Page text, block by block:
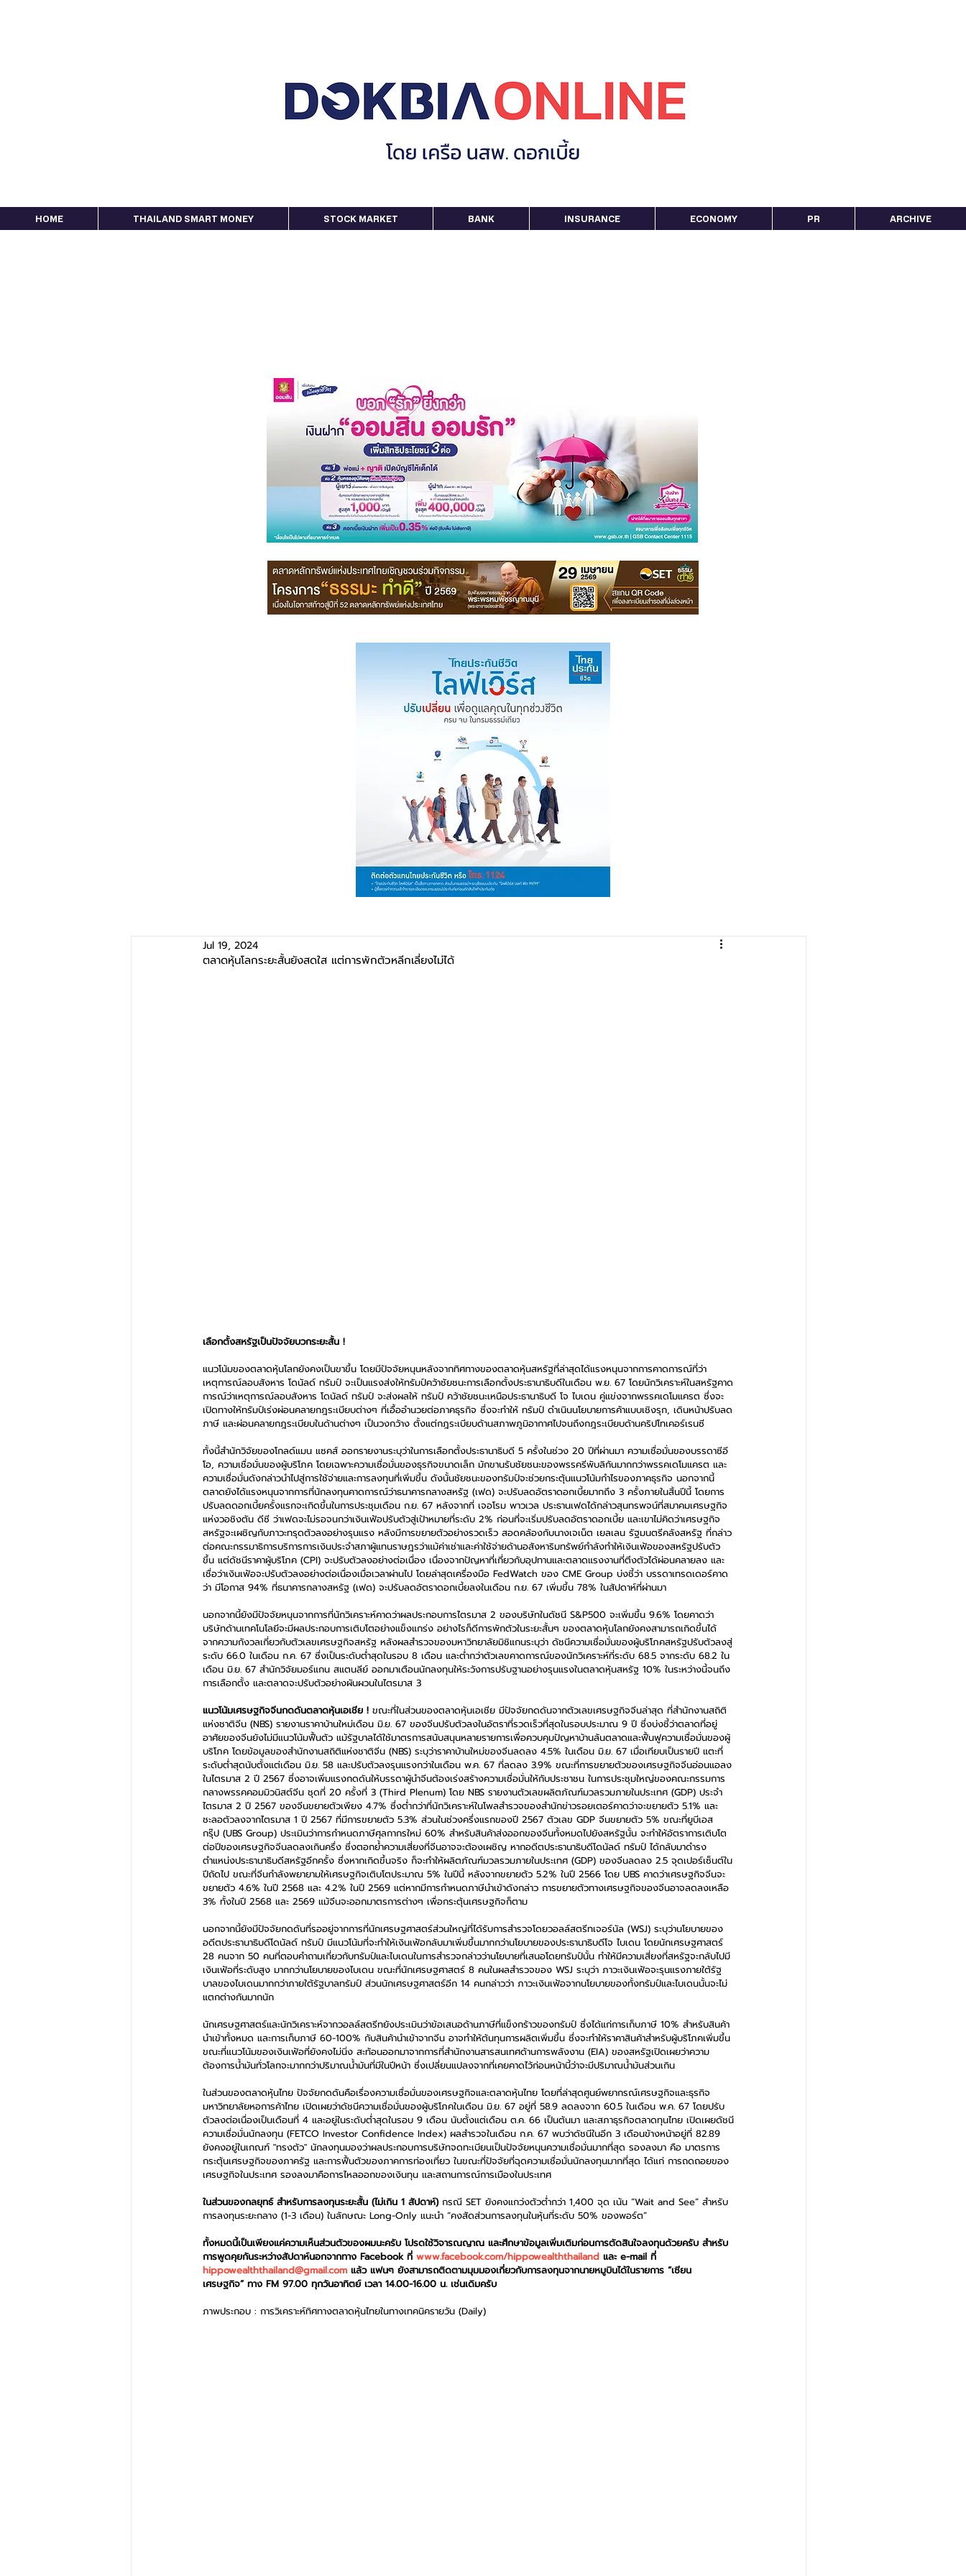
HOME THAILAND SMART MONEY STOCK MARKET BANK INSURANCE ECONOMY PR ARCHIVE
ตลาดหุ้นโลกระยะสั้นยังสดใส แต่การพักตัวหลีกเลี่ยงไม่ได้
Jul 19, 2024
เลือกตั้งสหรัฐเป็นปัจจัยบวกระยะสั้น !
แนวโน้มของตลาดหุ้นโลกยังคงเป็นขาขึ้น โดยมีปัจจัยหนุนหลังจากทิศทางของตลาดหุ้นสหรัฐที่ล่าสุดได้แรงหนุนจากการคาดการณ์ที่ว่า
เหตุการณ์ลอบสังหาร โดนัลด์ ทรัมป์ จะเป็นแรงส่งให้ทรัมป์คว้าชัยชนะการเลือกตั้งประธานาธิบดีในเดือน พ.ย. 67 โดยนักวิเคราะห์ในสหรัฐคาด
การณ์ว่าเหตุการณ์ลอบสังหาร โดนัลด์ ทรัมป์ จะส่งผลให้ ทรัมป์ คว้าชัยชนะเหนือประธานาธิบดี โจ ไบเดน คู่แข่งจากพรรคเดโมแครต ซึ่งจะ
เปิดทางให้ทรัมป์เร่งผ่อนคลายกฎระเบียบต่างๆ ที่เอื้ออำนวยต่อภาคธุรกิจ ซึ่งจะทำให้ ทรัมป์ ดำเนินนโยบายการค้าแบบเชิงรุก, เดินหน้าปรับลด
ภาษี และผ่อนคลายกฎระเบียบในด้านต่างๆ เป็นวงกว้าง ตั้งแต่กฎระเบียบด้านสภาพภูมิอากาศไปจนถึงกฎระเบียบด้านคริปโทเคอร์เรนซี
ทั้งนี้สำนักวิจัยของโกลด์แมน แซคส์ ออกรายงานระบุว่าในการเลือกตั้งประธานาธิบดี 5 ครั้งในช่วง 20 ปีที่ผ่านมา ความเชื่อมั่นของบรรดาซีอี
โอ, ความเชื่อมั่นของผู้บริโภค โดยเฉพาะความเชื่อมั่นของธุรกิจขนาดเล็ก มักขานรับชัยชนะของพรรครีพับลิกันมากกว่าพรรคเดโมแครต และ
ความเชื่อมั่นดังกล่าวนำไปสู่การใช้จ่ายและการลงทุนที่เพิ่มขึ้น ดังนั้นชัยชนะของทรัมป์จะช่วยกระตุ้นแนวโน้มกำไรของภาคธุรกิจ นอกจากนี้
ตลาดยังได้แรงหนุนจากการที่นักลงทุนคาดการณ์ว่าธนาคารกลางสหรัฐ (เฟด) จะปรับลดอัตราดอกเบี้ยมากถึง 3 ครั้งภายในสิ้นปีนี้ โดยการ
ปรับลดดอกเบี้ยครั้งแรกจะเกิดขึ้นในการประชุมเดือน ก.ย. 67 หลังจากที่ เจอโรม พาวเวล ประธานเฟดได้กล่าวสุนทรพจน์ที่สมาคมเศรษฐกิจ
แห่งวอชิงตัน ดีซี ว่าเฟดจะไม่รอจนกว่าเงินเฟ้อปรับตัวสู่เป้าหมายที่ระดับ 2% ก่อนที่จะเริ่มปรับลดอัตราดอกเบี้ย และเขาไม่คิดว่าเศรษฐกิจ
สหรัฐจะเผชิญกับภาวะทรุดตัวลงอย่างรุนแรง หลังมีการขยายตัวอย่างรวดเร็ว สอดคล้องกับนางเจเน็ต เยลเลน รัฐมนตรีคลังสหรัฐ ที่กล่าว
ต่อคณะกรรมาธิการบริการการเงินประจำสภาผู้แทนราษฎรว่าแม้ค่าเช่าและค่าใช้จ่ายด้านอสังหาริมทรัพย์กำลังทำให้เงินเฟ้อของสหรัฐปรับตัว
ขึ้น แต่ดัชนีราคาผู้บริโภค (CPI) จะปรับตัวลงอย่างต่อเนื่อง เนื่องจากปัญหาที่เกี่ยวกับอุปทานและตลาดแรงงานที่ตึงตัวได้ผ่อนคลายลง และ
เชื่อว่าเงินเฟ้อจะปรับตัวลงอย่างต่อเนื่องเมื่อเวลาผ่านไป โดยล่าสุดเครื่องมือ FedWatch ของ CME Group บ่งชี้ว่า บรรดาเทรดเดอร์คาด
ว่า มีโอกาส 94% ที่ธนาคารกลางสหรัฐ (เฟด) จะปรับลดอัตราดอกเบี้ยลงในเดือน ก.ย. 67 เพิ่มขึ้น 78% ในสัปดาห์ที่ผ่านมา
นอกจากนี้ยังมีปัจจัยหนุนจากการที่นักวิเคราะห์คาดว่าผลประกอบการไตรมาส 2 ของบริษัทในดัชนี S&P500 จะเพิ่มขึ้น 9.6% โดยคาดว่า
บริษัทด้านเทคโนโลยีจะมีผลประกอบการเติบโตอย่างแข็งแกร่ง อย่างไรก็ดีการพักตัวในระยะสั้นๆ ของตลาดหุ้นโลกยังคงสามารถเกิดขึ้นได้
จากความกังวลเกี่ยวกับตัวเลขเศรษฐกิจสหรัฐ หลังผลสำรวจของมหาวิทยาลัยมิชิแกนระบุว่า ดัชนีความเชื่อมั่นของผู้บริโภคสหรัฐปรับตัวลงสู่
ระดับ 66.0 ในเดือน ก.ค. 67 ซึ่งเป็นระดับต่ำสุดในรอบ 8 เดือน และต่ำกว่าตัวเลขคาดการณ์ของนักวิเคราะห์ที่ระดับ 68.5 จากระดับ 68.2 ใน
เดือน มิ.ย. 67 สำนักวิจัยมอร์แกน สแตนลีย์ ออกมาเตือนนักลงทุนให้ระวังการปรับฐานอย่างรุนแรงในตลาดหุ้นสหรัฐ 10% ในระหว่างนี้จนถึง
การเลือกตั้ง และตลาดจะปรับตัวอย่างผันผวนในไตรมาส 3
แนวโน้มเศรษฐกิจจีนกดดันตลาดหุ้นเอเชีย ! ขณะที่ในส่วนของตลาดหุ้นเอเชีย มีปัจจัยกดดันจากตัวเลขเศรษฐกิจจีนล่าสุด ที่สำนักงานสถิติ
แห่งชาติจีน (NBS) รายงานราคาบ้านใหม่เดือน มิ.ย. 67 ของจีนปรับตัวลงในอัตราที่รวดเร็วที่สุดในรอบประมาณ 9 ปี ซึ่งบ่งชี้ว่าตลาดที่อยู่
อาศัยของจีนยังไม่มีแนวโน้มฟื้นตัว แม้รัฐบาลได้ใช้มาตรการสนับสนุนหลายรายการเพื่อควบคุมปัญหาบ้านล้นตลาดและฟื้นฟูความเชื่อมั่นของผู้
บริโภค โดยข้อมูลของสำนักงานสถิติแห่งชาติจีน (NBS) ระบุว่าราคาบ้านใหม่ของจีนลดลง 4.5% ในเดือน มิ.ย. 67 เมื่อเทียบเป็นรายปี แตะที่
ระดับต่ำสุดนับตั้งแต่เดือน มิ.ย. 58 และปรับตัวลงรุนแรงกว่าในเดือน พ.ค. 67 ที่ลดลง 3.9% ขณะที่การขยายตัวของเศรษฐกิจจีนอ่อนแอลง
ในไตรมาส 2 ปี 2567 ซึ่งอาจเพิ่มแรงกดดันให้บรรดาผู้นำจีนต้องเร่งสร้างความเชื่อมั่นให้กับประชาชน ในการประชุมใหญ่ของคณะกรรมการ
กลางพรรคคอมมิวนิสต์จีน ชุดที่ 20 ครั้งที่ 3 (Third Plenum) โดย NBS รายงานตัวเลขผลิตภัณฑ์มวลรวมภายในประเทศ (GDP) ประจำ
ไตรมาส 2 ปี 2567 ของจีนขยายตัวเพียง 4.7% ซึ่งต่ำกว่าที่นักวิเคราะห์ในโพลสำรวจของสำนักข่าวรอยเตอร์คาดว่าจะขยายตัว 5.1% และ
ชะลอตัวลงจากไตรมาส 1 ปี 2567 ที่มีการขยายตัว 5.3% ส่วนในช่วงครึ่งแรกของปี 2567 ตัวเลข GDP จีนขยายตัว 5% ขณะที่ยูบีเอส
กรุ๊ป (UBS Group) ประเมินว่าการกำหนดภาษีศุลกากรใหม่ 60% สำหรับสินค้าส่งออกของจีนทั้งหมดไปยังสหรัฐนั้น จะทำให้อัตราการเติบโต
ต่อปีของเศรษฐกิจจีนลดลงเกินครึ่ง ซึ่งตอกย้ำความเสี่ยงที่จีนอาจจะต้องเผชิญ หากอดีตประธานาธิบดีโดนัลด์ ทรัมป์ ได้กลับมาดำรง
ตำแหน่งประธานาธิบดีสหรัฐอีกครั้ง ซึ่งหากเกิดขึ้นจริง ก็จะทำให้ผลิตภัณฑ์มวลรวมภายในประเทศ (GDP) ของจีนลดลง 2.5 จุดเปอร์เซ็นต์ใน
ปีถัดไป ขณะที่จีนกำลังพยายามให้เศรษฐกิจเติบโตประมาณ 5% ในปีนี้ หลังจากขยายตัว 5.2% ในปี 2566 โดย UBS คาดว่าเศรษฐกิจจีนจะ
ขยายตัว 4.6% ในปี 2568 และ 4.2% ในปี 2569 แต่หากมีการกำหนดภาษีนำเข้าดังกล่าว การขยายตัวทางเศรษฐกิจของจีนอาจลดลงเหลือ
3% ทั้งในปี 2568 และ 2569 แม้จีนจะออกมาตรการต่างๆ เพื่อกระตุ้นเศรษฐกิจก็ตาม
นอกจากนี้ยังมีปัจจัยกดดันที่รออยู่จากการที่นักเศรษฐศาสตร์ส่วนใหญ่ที่ได้รับการสำรวจโดยวอลล์สตรีทเจอร์นัล (WSJ) ระบุว่านโยบายของ
อดีตประธานาธิบดีโดนัลด์ ทรัมป์ มีแนวโน้มที่จะทำให้เงินเฟ้อกลับมาเพิ่มขึ้นมากกว่านโยบายของประธานาธิบดีโจ ไบเดน โดยนักเศรษฐศาสตร์
28 คนจาก 50 คนที่ตอบคำถามเกี่ยวกับทรัมป์และไบเดนในการสำรวจกล่าวว่านโยบายที่เสนอโดยทรัมป์นั้น ทำให้มีความเสี่ยงที่สหรัฐจะกลับไปมี
เงินเฟ้อที่ระดับสูง มากกว่านโยบายของไบเดน ขณะที่นักเศรษฐศาสตร์ 8 คนในผลสำรวจของ WSJ ระบุว่า ภาวะเงินเฟ้อจะรุนแรงภายใต้รัฐ
บาลของไบเดนมากกว่าภายใต้รัฐบาลทรัมป์ ส่วนนักเศรษฐศาสตร์อีก 14 คนกล่าวว่า ภาวะเงินเฟ้อจากนโยบายของทั้งทรัมป์และไบเดนนั้นจะไม่
แตกต่างกันมากนัก
นักเศรษฐศาสตร์และนักวิเคราะห์จากวอลล์สตรีทยังประเมินว่าข้อเสนอด้านภาษีที่แข็งกร้าวของทรัมป์ ซึ่งได้แก่การเก็บภาษี 10% สำหรับสินค้า
นำเข้าทั้งหมด และการเก็บภาษี 60-100% กับสินค้านำเข้าจากจีน อาจทำให้ต้นทุนการผลิตเพิ่มขึ้น ซึ่งจะทำให้ราคาสินค้าสำหรับผู้บริโภคเพิ่มขึ้น
ขณะที่แนวโน้มของเงินเฟ้อที่ยังคงไม่นิ่ง สะท้อนออกมาจากการที่สำนักงานสารสนเทศด้านการพลังงาน (EIA) ของสหรัฐเปิดเผยว่าความ
ต้องการน้ำมันทั่วโลกจะมากกว่าปริมาณน้ำมันที่มีในปีหน้า ซึ่งเปลี่ยนแปลงจากที่เคยคาดไว้ก่อนหน้านี้ว่าจะมีปริมาณน้ำมันส่วนเกิน
ในส่วนของตลาดหุ้นไทย ปัจจัยกดดันคือเรื่องความเชื่อมั่นของเศรษฐกิจและตลาดหุ้นไทย โดยที่ล่าสุดศูนย์พยากรณ์เศรษฐกิจและธุรกิจ
มหาวิทยาลัยหอการค้าไทย เปิดเผยว่าดัชนีความเชื่อมั่นของผู้บริโภคในเดือน มิ.ย. 67 อยู่ที่ 58.9 ลดลงจาก 60.5 ในเดือน พ.ค. 67 โดยปรับ
ตัวลงต่อเนื่องเป็นเดือนที่ 4 และอยู่ในระดับต่ำสุดในรอบ 9 เดือน นับตั้งแต่เดือน ต.ค. 66 เป็นต้นมา และสภาธุรกิจตลาดทุนไทย เปิดเผยดัชนี
ความเชื่อมั่นนักลงทุน (FETCO Investor Confidence Index) ผลสำรวจในเดือน ก.ค. 67 พบว่าดัชนีในอีก 3 เดือนข้างหน้าอยู่ที่ 82.89
ยังคงอยู่ในเกณฑ์ "ทรงตัว" นักลงทุนมองว่าผลประกอบการบริษัทจดทะเบียนเป็นปัจจัยหนุนความเชื่อมั่นมากที่สุด รองลงมา คือ มาตรการ
กระตุ้นเศรษฐกิจของภาครัฐ และการฟื้นตัวของภาคการท่องเที่ยว ในขณะที่ปัจจัยที่ฉุดความเชื่อมั่นนักลงทุนมากที่สุด ได้แก่ การถดถอยของ
เศรษฐกิจในประเทศ รองลงมาคือการไหลออกของเงินทุน และสถานการณ์การเมืองในประเทศ
ในส่วนของกลยุทธ์ สำหรับการลงทุนระยะสั้น (ไม่เกิน 1 สัปดาห์) กรณี SET ยังคงแกว่งตัวต่ำกว่า 1,400 จุด เน้น “Wait and See” สำหรับ
การลงทุนระยะกลาง (1-3 เดือน) ในลักษณะ Long-Only แนะนำ “คงสัดส่วนการลงทุนในหุ้นที่ระดับ 50% ของพอร์ต”
ทั้งหมดนี้เป็นเพียงแค่ความเห็นส่วนตัวของผมนะครับ โปรดใช้วิจารณญาณ และศึกษาข้อมูลเพิ่มเติมก่อนการตัดสินใจลงทุนด้วยครับ สำหรับ
การพูดคุยกันระหว่างสัปดาห์นอกจากทาง Facebook ที่ www.facebook.com/hippowealththailand และ e-mail ที่
hippowealththailand@gmail.com แล้ว แฟนๆ ยังสามารถติดตามมุมมองเกี่ยวกับการลงทุนจากนายหมูบินได้ในรายการ “เซียน
เศรษฐกิจ” ทาง FM 97.00 ทุกวันอาทิตย์ เวลา 14.00-16.00 น. เช่นเดิมครับ
ภาพประกอบ : การวิเคราะห์ทิศทางตลาดหุ้นไทยในทางเทคนิครายวัน (Daily)